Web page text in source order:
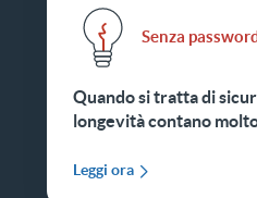
Senza
Quando si tratta di
longevità contano
Leggi ora